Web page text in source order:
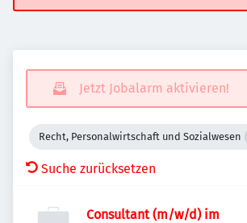
Jetzt Jobalarm aktivieren!
Recht, Personalwirtschaft und Sozialwesen
Suche zurücksetzen
Consultant (m/w/d) im